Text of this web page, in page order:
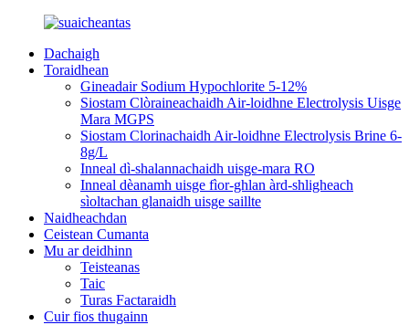
Dachaigh
Toraidhean
Gineadair Sodium Hypochlorite 5-12%
Siostam Clòraineachaidh Air-loidhne Electrolysis Uisge
Mara MGPS
Siostam Clorinachaidh Air-loidhne Electrolysis Brine 6-
8g/L
Inneal dì-shalannachaidh uisge-mara RO
Inneal dèanamh uisge fìor-ghlan àrd-shligheach
sìoltachan glanaidh uisge saillte
Naidheachdan
Ceistean Cumanta
Mu ar deidhinn
Teisteanas
Taic
Turas Factaraidh
Cuir fios thugainn